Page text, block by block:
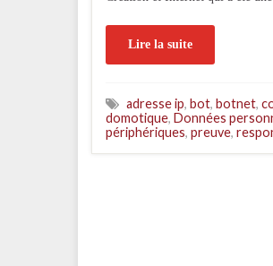
Lire la suite
adresse ip, bot, botnet,
domotique, Données
périphériques, preuve,